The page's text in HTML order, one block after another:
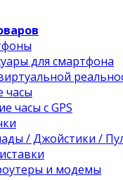
для смартфона
часы
часы с GPS
/ Джойстики /
и модемы